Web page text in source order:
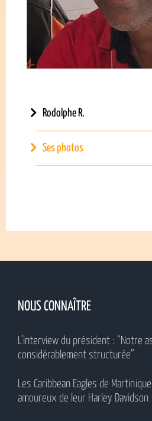
Rodolphe R.
Ses photos
NOUS CONNAÎTRE
L’interview du président : “Notre
considérablement structurée”
Les Caribbean Eagles de
amoureux de leur Harley Davidson